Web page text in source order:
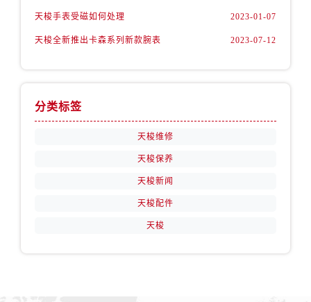
天梭手表受磁如何处理 2023-01-07
天梭全新推出卡森系列新款腕表 2023-07-12
分类标签
天梭维修
天梭保养
天梭新闻
天梭配件
天梭